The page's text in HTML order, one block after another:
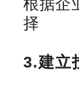
根据企
择
3.建立